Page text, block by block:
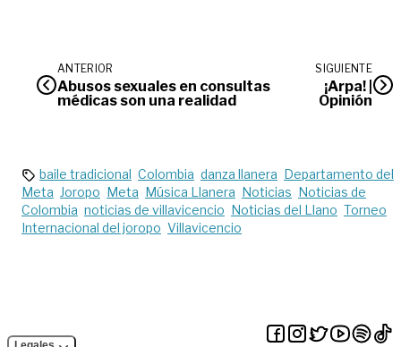
ANTERIOR
Abusos sexuales en consultas
médicas son una realidad
SIGUIENTE
¡Arpa! |
Opinión
baile tradicional Colombia danza llanera Departamento del
Meta Joropo Meta Música Llanera Noticias Noticias de
Colombia noticias de villavicencio Noticias del Llano Torneo
Internacional del joropo Villavicencio